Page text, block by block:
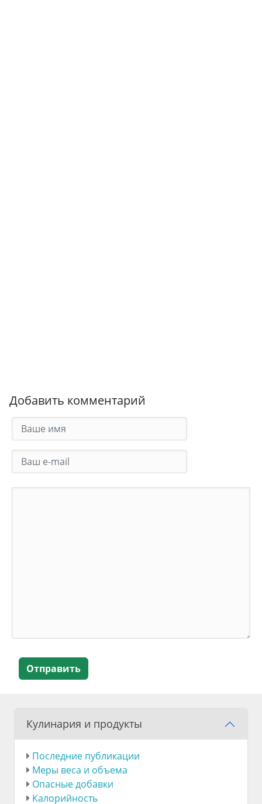
Добавить комментарий
Отправить
Кулинария и продукты
Последние публикации
Меры веса и объема
Опасные добавки
Калорийность